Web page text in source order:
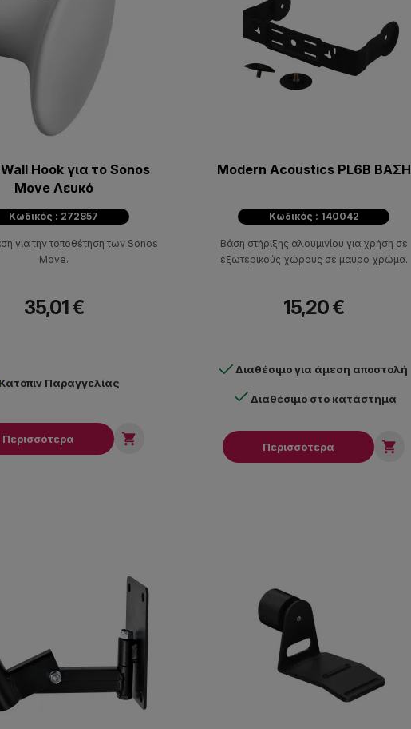
Hook για το Sonos
Move Λευκό
Κωδικός : 272857
για την τοποθέτηση των Sonos
Move.
35,01 €
Κατόπιν Παραγγελίας
Περισσότερα 
Modern Acoustics PL6B ΒΑΣΗ
Κωδικός : 140042
Βάση στήριξης αλουμινίου για χρήση σε
εξωτερικούς χώρους σε μαύρο χρώμα.
15,20 €
Διαθέσιμο για άμεση αποστολή
Διαθέσιμο στο κατάστημα
Περισσότερα 